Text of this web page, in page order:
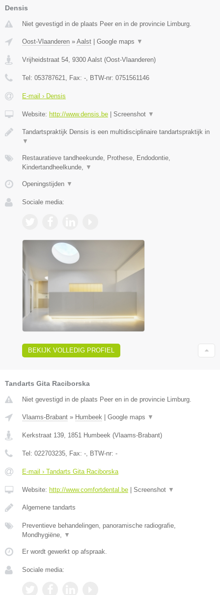
Densis
Niet gevestigd in de plaats Peer en in de provincie Limburg.
Oost-Vlaanderen » Aalst Google maps ▼
Vrijheidstraat 54, 9300 Aalst (Oost-Vlaanderen)
Tel: 053787621, Fax: -, BTW-nr: 0751561146
E-mail › Densis
Website: http://www.densis.be Screenshot ▼
Tandartspraktijk Densis is een multidisciplinaire tandartspraktijk in
▼
Restauratieve tandheekunde, Prothese, Endodontie,
Kindertandheelkunde, ▼
Openingstijden ▼
Sociale media:
BEKIJK VOLLEDIG PROFIEL
Tandarts Gita Raciborska
Niet gevestigd in de plaats Peer en in de provincie Limburg.
Vlaams-Brabant » Humbeek Google maps ▼
Kerkstraat 139 1851 Humbeek (Vlaams-Brabant)
Tel: 022703235 , Fax: - , BTW-nr: -
E-mail › Tandarts Gita Raciborska
Website: http://www.comfortdental.be Screenshot ▼
Algemene tandarts
Preventieve behandelingen, panoramische radiografie,
Mondhygiëne,
▼
Er wordt gewerkt op afspraak.
Sociale media: